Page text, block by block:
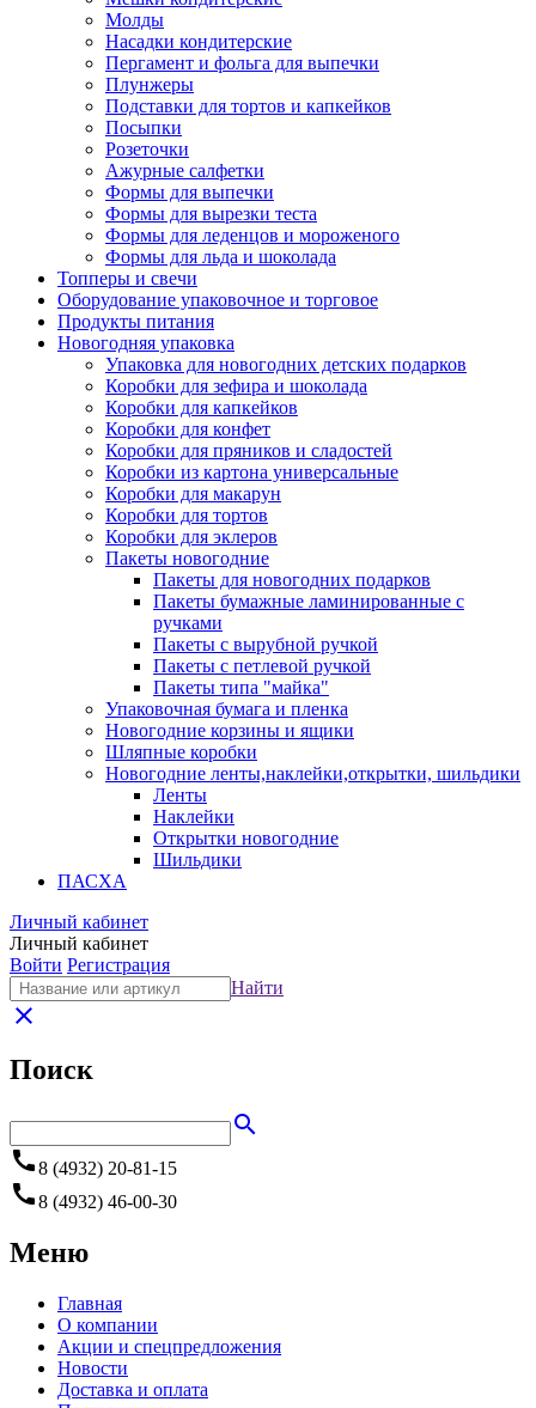
Молды
Насадки кондитерские
Пергамент и фольга для выпечки
Плунжеры
Подставки для тортов и капкейков
Посыпки
Розеточки
Ажурные салфетки
Формы для выпечки
Формы для вырезки теста
Формы для леденцов и мороженого
Формы для льда и шоколада
Топперы и свечи
Оборудование упаковочное и торговое
Продукты питания
Новогодняя упаковка
Упаковка для новогодних детских подарков
Коробки для зефира и шоколада
Коробки для капкейков
Коробки для конфет
Коробки для пряников и сладостей
Коробки из картона универсальные
Коробки для макарун
Коробки для тортов
Коробки для эклеров
Пакеты новогодние
Пакеты для новогодних подарков
Пакеты бумажные ламинированные с
ручками
Пакеты с вырубной ручкой
Пакеты с петлевой ручкой
Пакеты типа "майка"
Упаковочная бумага и пленка
Новогодние корзины и ящики
Шляпные коробки
Новогодние ленты,наклейки,открытки, шильдики
Ленты
Наклейки
Открытки новогодние
Шильдики
ПАСХА
Личный кабинет
Личный кабинет
Войти Регистрация
Найти
close
Поиск
search
call8 (4932) 20-81-15
call8 (4932) 46-00-30
Меню
Главная
О компании
Акции и спецпредложения
Новости
Доставка и оплата